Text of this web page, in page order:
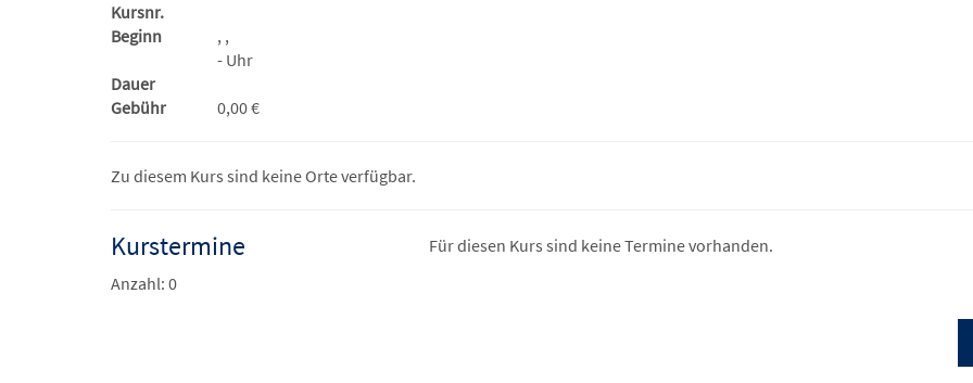
Kursnr.
Beginn
, ,
- Uhr
Dauer
Gebühr
0,00 €
Zu diesem Kurs sind keine Orte verfügbar.
Kurstermine
Anzahl: 0
Für diesen Kurs sind keine Termine vorhanden.